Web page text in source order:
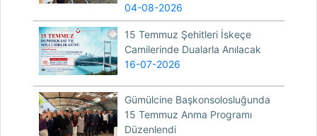
04-08-2026
15 Temmuz Şehitleri İskeçe
Camilerinde Dualarla Anılacak
16-07-2026
Gümülcine Başkonsolosluğunda
15 Temmuz Anma Programı
Düzenlendi